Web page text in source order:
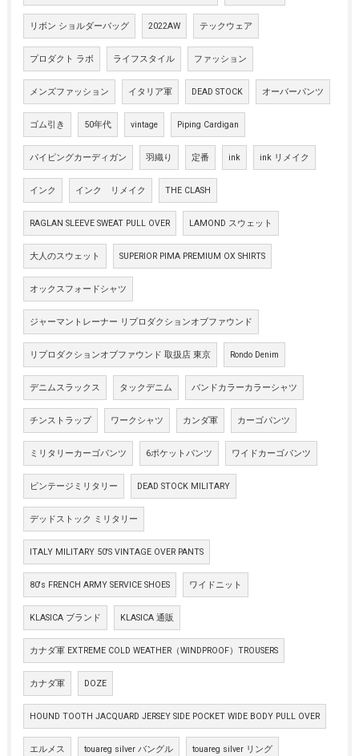
リボン ショルダーバッグ 2022AW テックウェア
プロダクト ラボ ライフスタイル ファッション
メンズファッション イタリア軍 DEAD STOCK オーバーパンツ
ゴム引き 50年代 vintage Piping Cardigan
パイピングカーディガン 羽織り 定番 ink ink リメイク
インク インク リメイク THE CLASH
RAGLAN SLEEVE SWEAT PULL OVER LAMOND スウェット
大人のスウェット SUPERIOR PIMA PREMIUM OX SHIRTS
オックスフォードシャツ
ジャーマントレーナー リプロダクションオブファウンド
リプロダクションオブファウンド 取扱店 東京 Rondo Denim
デニムスラックス タックデニム バンドカラーカラーシャツ
チンストラップ ワークシャツ カンダ軍 カーゴパンツ
ミリタリーカーゴパンツ 6ポケットパンツ ワイドカーゴパンツ
ビンテージミリタリー DEAD STOCK MILITARY
デッドストック ミリタリー
ITALY MILITARY 50'S VINTAGE OVER PANTS
80's FRENCH ARMY SERVICE SHOES ワイドニット
KLASICA ブランド KLASICA 通販
カナダ軍 EXTREME COLD WEATHER（WINDPROOF）TROUSERS
カナダ軍 DOZE
HOUND TOOTH JACQUARD JERSEY SIDE POCKET WIDE BODY PULL OVER
エルメス touareg silver バングル touareg silver リング